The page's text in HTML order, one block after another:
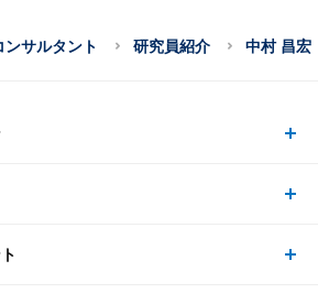
ンサルタント 研究員紹介 中村 昌宏
トップ
ップ